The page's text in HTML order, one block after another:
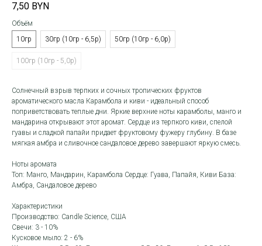
7,50 BYN
Объём
10гр
30гр (10гр - 6,5р) 50гр (10гр - 6,0р)
100гр (10гр - 5,0р)
Солнечный взрыв терпких и сочных тропических фруктов
ароматического масла Карамбола и киви - идеальный способ
поприветствовать теплые дни. Яркие верхние ноты карамболы, манго и
мандарина открывают этот аромат. Сердце из терпкого киви, спелой
гуавы и сладкой папайи придает фруктовому фужеру глубину. В базе
мягкая амбра и сливочное сандаловое дерево завершают яркую смесь.
Ноты аромата
Топ: Манго, Мандарин, Карамбола Сердце: Гуава, Папайя, Киви База:
Амбра, Сандаловое дерево
Характеристики
Производство: Candle Science, США
Свечи: 3 - 10%
Кусковое мыло: 2 - 6%